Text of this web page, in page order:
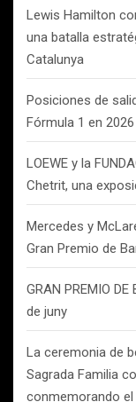
Lewis Hamilton
una batalla
Catalunya
Posiciones de
Fórmula 1 en 2026
LOEWE y la
Chetrit, una
Mercedes y
Gran Premio de
GRAN PREMIO
de juny
La ceremonia de
Sagrada Familia
conmemorando